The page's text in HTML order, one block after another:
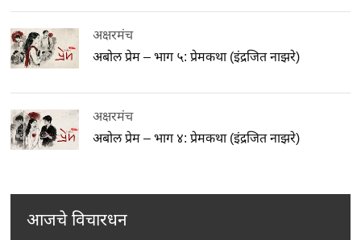
अक्षरमंच
अबोल प्रेम – भाग ५: प्रेमकथा (इंद्रजित नाझरे)
अक्षरमंच
अबोल प्रेम – भाग ४: प्रेमकथा (इंद्रजित नाझरे)
आजचे विचारधन